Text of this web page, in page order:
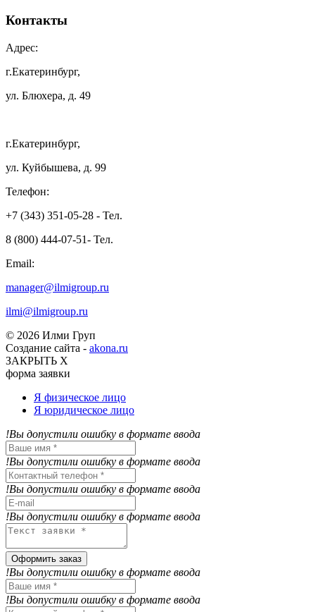
Контакты
Адрес:
г.Екатеринбург,
ул. Блюхера, д. 49
г.Екатеринбург,
ул. Куйбышева, д. 99
Телефон:
+7 (343) 351-05-28 - Тел.
8 (800) 444-07-51- Тел.
Email:
manager@ilmigroup.ru
ilmi@ilmigroup.ru
© 2026 Илми Груп
Создание сайта - akona.ru
ЗАКРЫТЬ Х
форма заявки
Я физическое лицо
Я юридическое лицо
!Вы допустили ошибку в формате ввода
!Вы допустили ошибку в формате ввода
!Вы допустили ошибку в формате ввода
!Вы допустили ошибку в формате ввода
Оформить заказ
!Вы допустили ошибку в формате ввода
!Вы допустили ошибку в формате ввода